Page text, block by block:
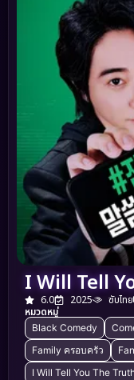
I Will Tell
6.0 2025 ซับไทย
หมวดหมู่
Black Comedy
Family ครอบครัว
I Will Tell You The